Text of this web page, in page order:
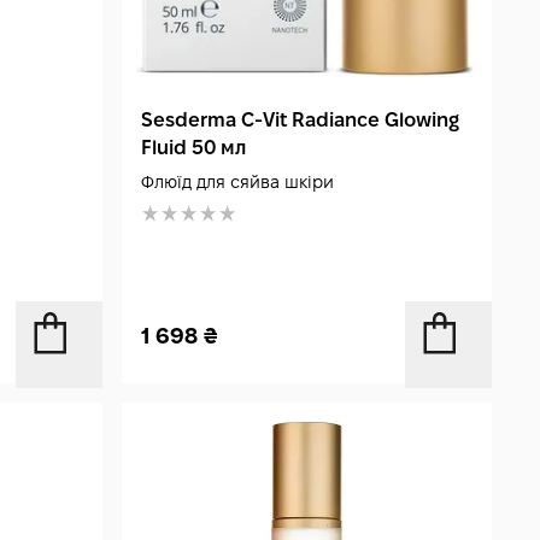
Sesderma C‑Vit Radiance Glowing
Fluid 50 мл
Флюїд для сяйва шкіри
1 698₴